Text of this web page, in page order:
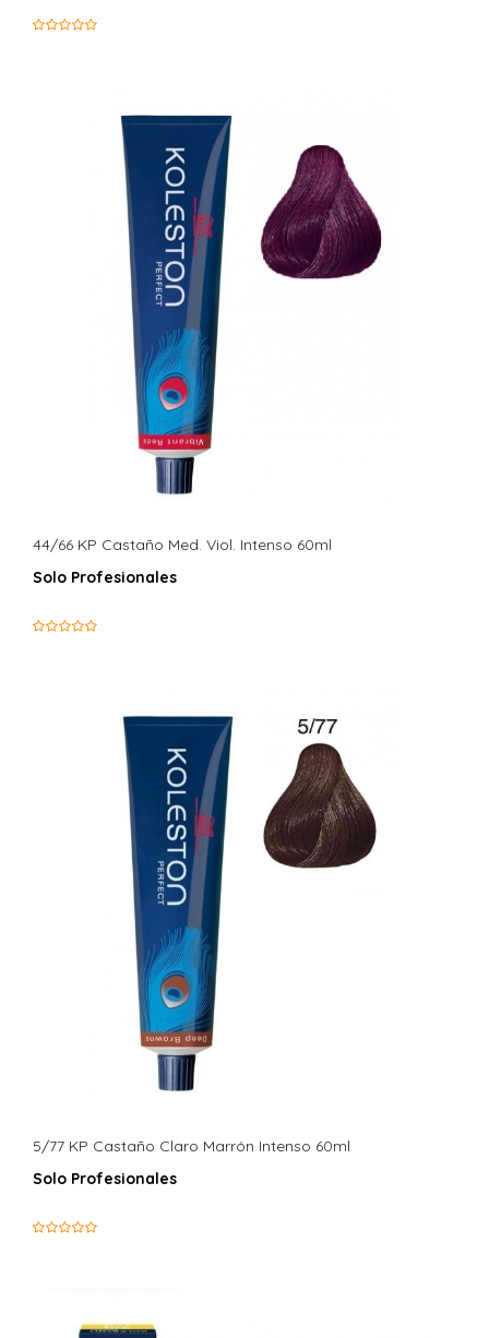
44/66 KP Castaño Med. Viol. Intenso 60ml
Solo Profesionales
5/77 KP Castaño Claro Marrón Intenso 60ml
Solo Profesionales